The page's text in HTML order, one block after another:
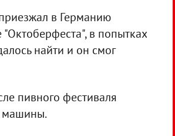
в Германию
в попытках
найти и он смог
пивного фестиваля
машины.